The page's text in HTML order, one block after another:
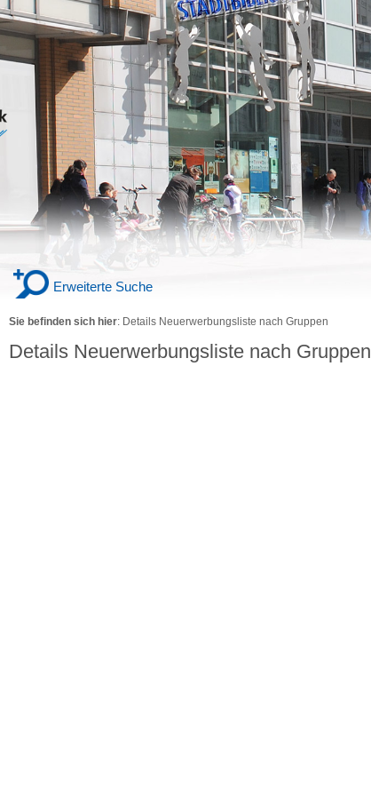
Erweiterte Suche
Sie befinden sich hier: Details Neuerwerbungsliste nach Gruppen
Details Neuerwerbungsliste nach Gruppen